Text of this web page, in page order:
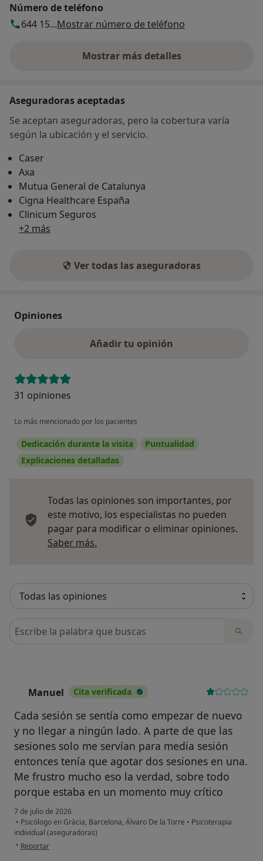
Número de teléfono
644 15...Mostrar número de teléfono
Mostrar más detalles
sobre la dirección
Aseguradoras aceptadas
Se aceptan aseguradoras, pero la cobertura varía
según la ubicación y el servicio.
Caser
Axa
Mutua General de Catalunya
Cigna Healthcare España
Clinicum Seguros
+2 más
Ver todas las aseguradoras
Opiniones
Añadir tu opinión
31 opiniones
Lo más mencionado por los pacientes
Dedicación durante la visita
Puntualidad
Explicaciones detalladas
Todas las opiniones son importantes, por
este motivo, los especialistas no pueden
pagar para modificar o eliminar opiniones.
Saber más.
Busca en opiniones
Manuel Cita verificada
Cada sesión se sentía como empezar de nuevo
y no llegar a ningún lado. A parte de que las
sesiones solo me servían para media sesión
entonces tenía que agotar dos sesiones en una.
Me frustro mucho eso la verdad, sobre todo
porque estaba en un momento muy crítico
7 de julio de 2026
• Psicólogo en Gràcia, Barcelona, Álvaro De la Torre • Psicoterapia
individual (aseguradoras)
• en opinión del usuario Manuel
Reportar